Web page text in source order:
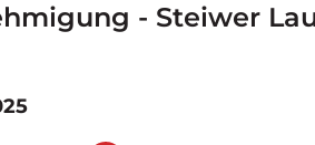
- Steiwer